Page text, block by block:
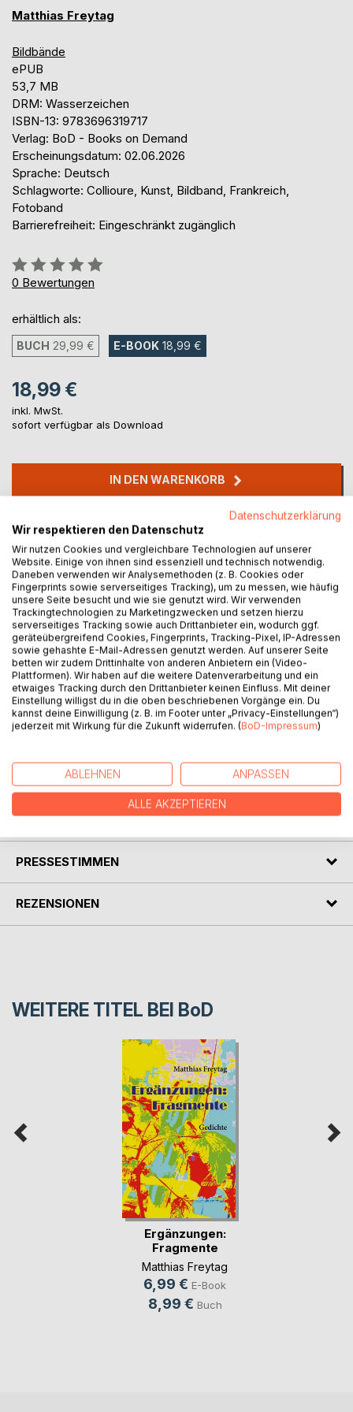
Matthias Freytag
Bildbände
ePUB
53,7 MB
DRM: Wasserzeichen
ISBN-13: 9783696319717
Verlag: BoD - Books on Demand
Erscheinungsdatum: 02.06.2026
Sprache: Deutsch
Schlagworte: Collioure, Kunst, Bildband, Frankreich,
Fotoband
Barrierefreiheit: Eingeschränkt zugänglich
Bewertung::
0%
0 Bewertungen
erhältlich als:
BUCH 29,99 € E-BOOK 18,99 €
18,99 €
inkl. MwSt.
sofort verfügbar als Download
IN DEN WARENKORB
Auf die Merkliste
Titel bewerten
BESCHREIBUNG
Vacances
... ein Leben rund und schön und nichts nur Nebensache,
Mit 84 Farbabbildungen.
AUTOR/IN
PRESSESTIMMEN
REZENSIONEN
WEITERE TITEL BEI BoD
Ergänzungen:
Fragmente
Matthias Freytag
6,99 € E-Book
8,99 € Buch
Datenschutzerklärung
Wir respektieren den Datenschutz
Wir nutzen Cookies und vergleichbare Technologien auf unserer
Website. Einige von ihnen sind essenziell und technisch notwendig.
Daneben verwenden wir Analysemethoden (z. B. Cookies oder
Fingerprints sowie serverseitiges Tracking), um zu messen, wie häufig
unsere Seite besucht und wie sie genutzt wird. Wir verwenden
Trackingtechnologien zu Marketingzwecken und setzen hierzu
serverseitiges Tracking sowie auch Drittanbieter ein, wodurch ggf.
geräteübergreifend Cookies, Fingerprints, Tracking-Pixel, IP-Adressen
sowie gehashte E-Mail-Adressen genutzt werden. Auf unserer Seite
betten wir zudem Drittinhalte von anderen Anbietern ein (Video-
Plattformen). Wir haben auf die weitere Datenverarbeitung und ein
etwaiges Tracking durch den Drittanbieter keinen Einfluss. Mit deiner
Einstellung willigst du in die oben beschriebenen Vorgänge ein. Du
kannst deine Einwilligung (z. B. im Footer unter „Privacy-Einstellungen“)
jederzeit mit Wirkung für die Zukunft widerrufen. (BoD-Impressum)
ABLEHNEN ANPASSEN
ALLE AKZEPTIEREN